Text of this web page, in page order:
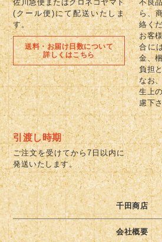
佐川急便またはクロネコヤマト
(クール便)にて配送いたしま
す。
送料・お届け日数について
詳しくはこちら
不良
ら、
絡く
お客
合に
金、
負担
なお
生上
慮下
引渡し時期
ご注文を受けてから7日以内に
発送いたします。
千田商店
会社概要